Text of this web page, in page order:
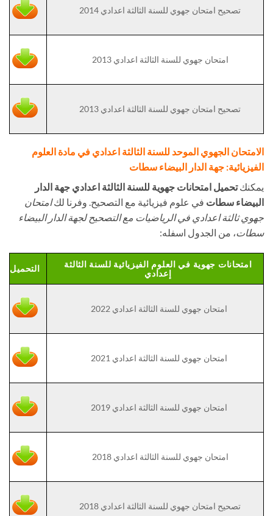
تصحيح امتحان جهوي للسنة الثالثة اعدادي 2014
امتحان جهوي للسنة الثالثة اعدادي 2013
تصحيح امتحان جهوي للسنة الثالثة اعدادي 2013
الامتحان الجهوي الموحد للسنة الثالثة اعدادي في مادة العلوم
الفيزيائية: جهة الدار البيضاء سطات
يمكنكتحميل امتحانات جهوية للسنة الثالثة اعدادي جهة الدار
البيضاء سطات في علوم فيزيائية مع التصحيح. وفرنا لكامتحان
جهوي ثالثة اعدادي في الرياضيات مع التصحيح لجهة الدار البيضاء
سطات، من الجدول اسفله:
امتحانات جهوية في العلوم الفيزيائية للسنة الثالثة
إعدادي
التحميل
امتحان جهوي للسنة الثالثة اعدادي 2022
امتحان جهوي للسنة الثالثة اعدادي 2021
امتحان جهوي للسنة الثالثة اعدادي 2019
امتحان جهوي للسنة الثالثة اعدادي 2018
تصحيح امتحان جهوي للسنة الثالثة اعدادي 2018